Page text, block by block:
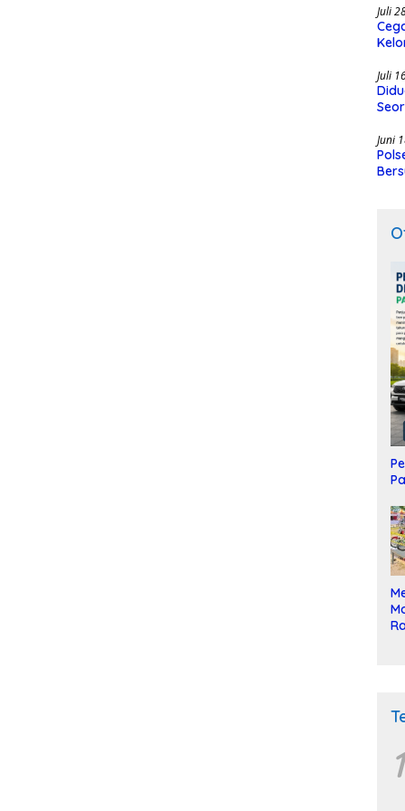
Juli
Juli
Juni
1